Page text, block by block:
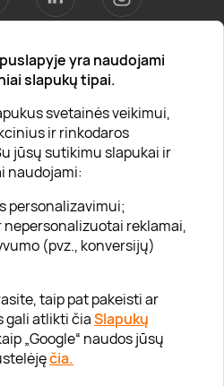
yra naudojami
slapukų tipai.
svetainės veikimui,
ir rinkodaros
jūsų sutikimu slapukai ir
naudojami:
personalizavimui;
reklamai,
(pvz., konversijų)
taip pat pakeisti ar
atlikti čiaSlapukų
„Google“ naudos jūsų
čia.